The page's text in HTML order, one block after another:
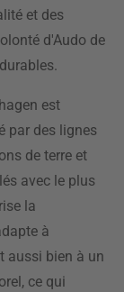
et des
d'Audo de
est
par des lignes
de terre et
avec le plus
la
à
aussi bien à un
ce qui